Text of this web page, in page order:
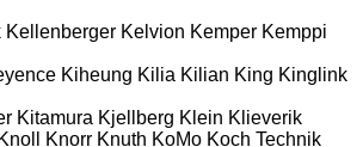
Kellenberger Kelvion Kemper Kemppi
Kiheung Kilia Kilian King Kinglink
Kitamura Kjellberg Klein Klieverik
Knoll Knorr Knuth KoMo Koch Technik